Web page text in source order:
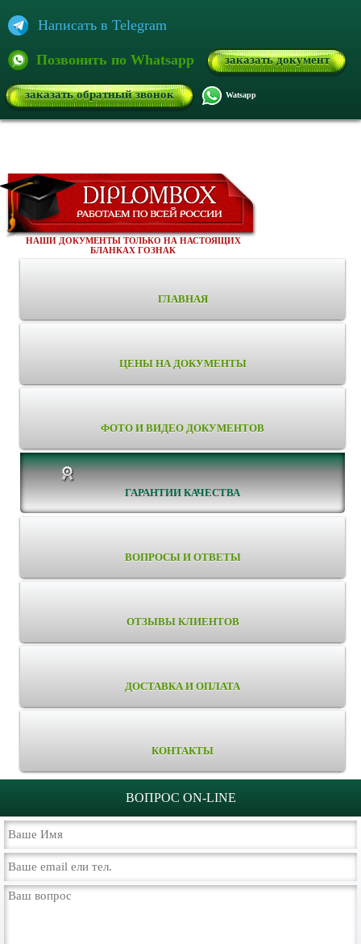
Написать в Telegram
Позвонить по Whatsapp заказать документ
заказать обратный звонок Watsapp
НАШИ ДОКУМЕНТЫ ТОЛЬКО НА НАСТОЯЩИХ
БЛАНКАХ ГОЗНАК
ГЛАВНАЯ
ЦЕНЫ НА ДОКУМЕНТЫ
ФОТО И ВИДЕО ДОКУМЕНТОВ
ГАРАНТИИ КАЧЕСТВА
ВОПРОСЫ И ОТВЕТЫ
ОТЗЫВЫ КЛИЕНТОВ
ДОСТАВКА И ОПЛАТА
КОНТАКТЫ
ВОПРОС ON-LINE